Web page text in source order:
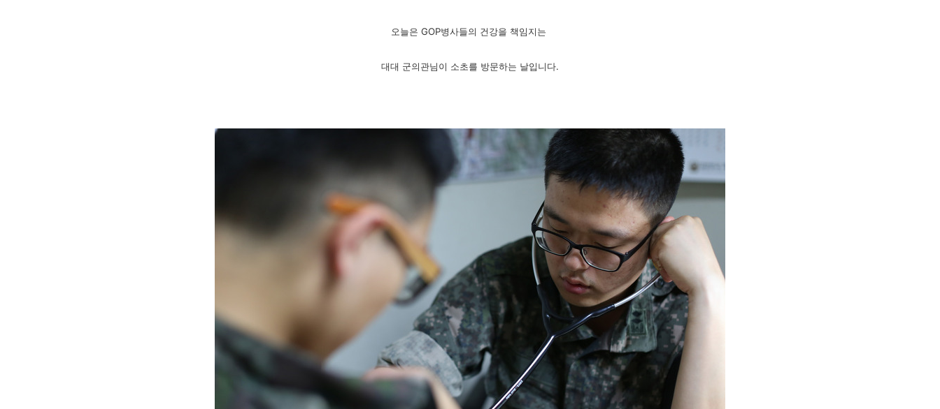
오늘은 GOP병사들의 건강을 책임지는
대대 군의관님이 소초를 방문하는 날입니다.